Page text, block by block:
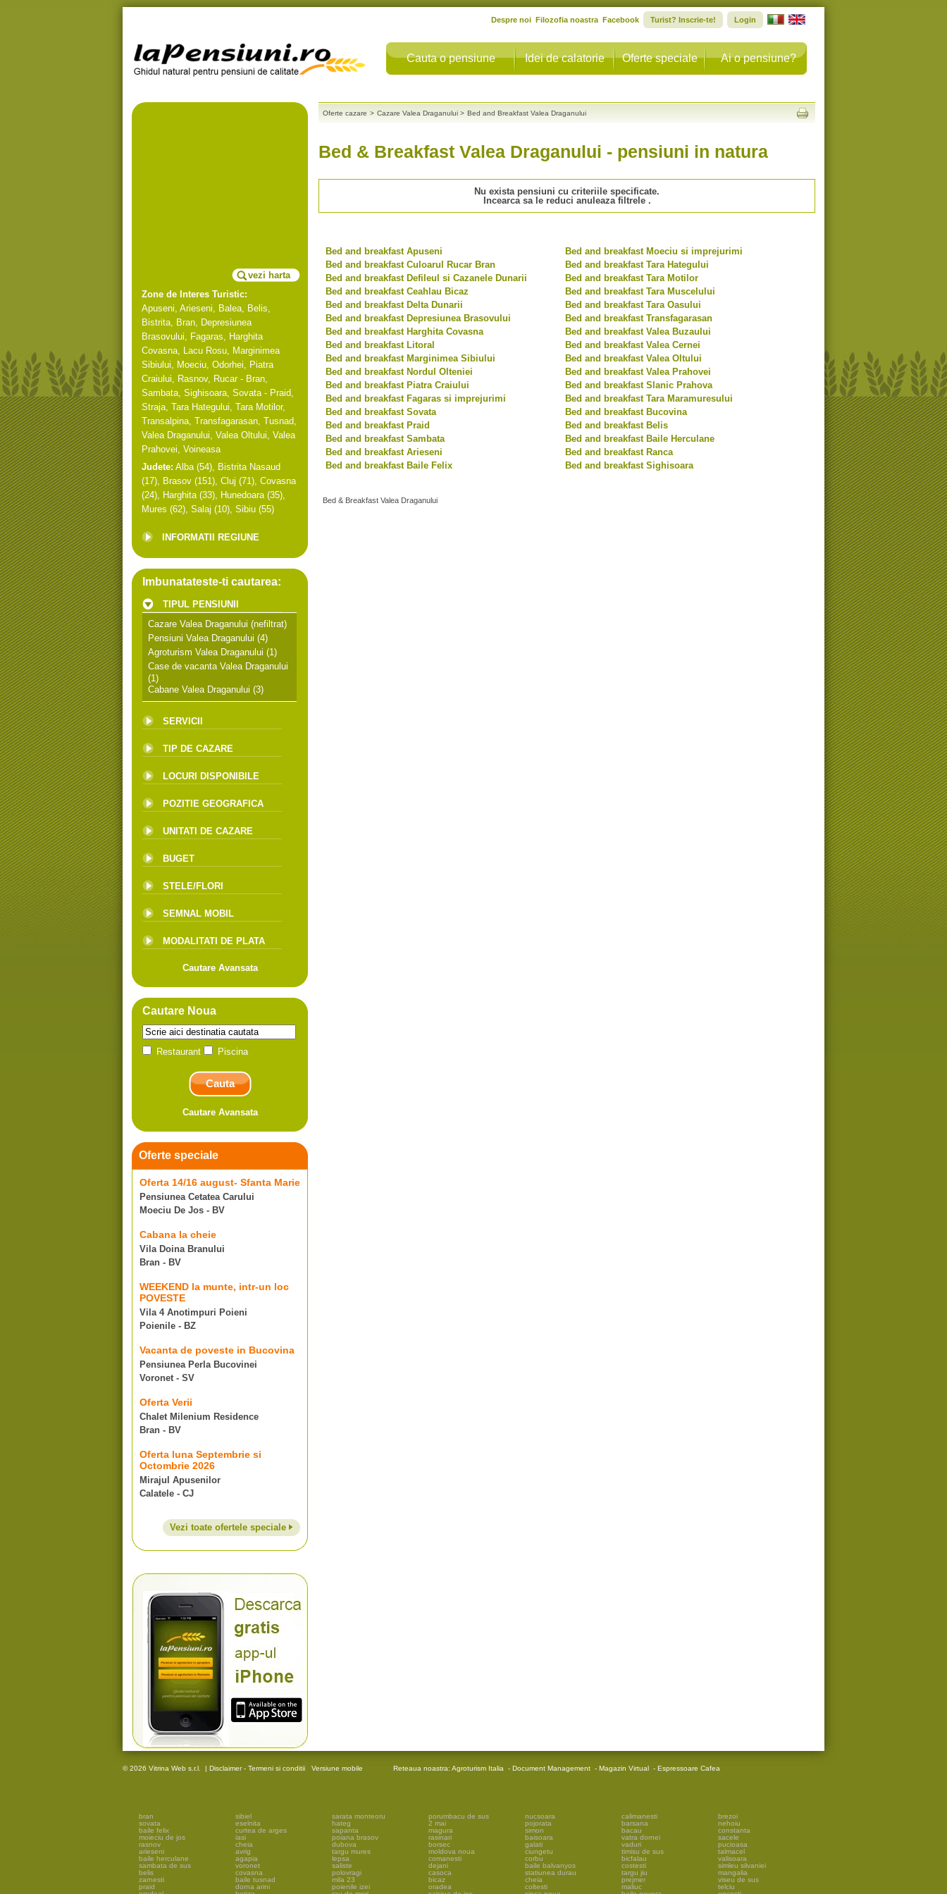
Cauta o pensiune Idei de calatorie Oferte speciale Ai o pensiune?
Despre noi Filozofia noastra Facebook Turist? Inscrie-te! Login
vezi harta
Zone de Interes Turistic:
Apuseni, Arieseni, Balea, Belis,
Bistrita, Bran, Depresiunea
Brasovului, Fagaras, Harghita
Covasna, Lacu Rosu, Marginimea
Sibiului, Moeciu, Odorhei, Piatra
Craiului, Rasnov, Rucar - Bran,
Sambata, Sighisoara, Sovata - Praid,
Straja, Tara Hategului, Tara Motilor,
Transalpina, Transfagarasan, Tusnad,
Valea Draganului, Valea Oltului, Valea
Prahovei, Voineasa
Judete: Alba(54), Bistrita Nasaud
(17), Brasov (151), Cluj (71), Covasna
(24), Harghita(33), Hunedoara(35),
Mures (62), Salaj (10), Sibiu (55)
INFORMATII REGIUNE
Imbunatateste-ti cautarea:
TIPUL PENSIUNII
Cazare Valea Draganului (nefiltrat)
Pensiuni Valea Draganului (4)
Agroturism Valea Draganului (1)
Case de vacanta Valea Draganului
(1)
Cabane Valea Draganului (3)
SERVICII
TIP DE CAZARE
LOCURI DISPONIBILE
POZITIE GEOGRAFICA
UNITATI DE CAZARE
BUGET
STELE/FLORI
SEMNAL MOBIL
MODALITATI DE PLATA
Cautare Avansata
Cautare Noua
Restaurant Piscina
Cautare Avansata
Oferte speciale
Oferta 14/16 august- Sfanta Marie
Pensiunea Cetatea Carului
Moeciu De Jos - BV
Cabana la cheie
Vila Doina Branului
Bran - BV
WEEKEND la munte, intr-un loc
POVESTE
Vila 4 Anotimpuri Poieni
Poienile - BZ
Vacanta de poveste in Bucovina
Pensiunea Perla Bucovinei
Voronet - SV
Oferta Verii
Chalet Milenium Residence
Bran - BV
Oferta luna Septembrie si
Octombrie 2026
Mirajul Apusenilor
Calatele - CJ
Vezi toate ofertele speciale
Oferte cazare > Cazare Valea Draganului > Bed and Breakfast Valea Draganului
Bed & Breakfast Valea Draganului - pensiuni in natura
Nu exista pensiuni cu criteriile specificate.
Incearca sa le reduci anuleaza filtrele .
Bed and breakfast Apuseni
Bed and breakfast Culoarul Rucar Bran
Bed and breakfast Defileul si Cazanele Dunarii
Bed and breakfast Ceahlau Bicaz
Bed and breakfast Delta Dunarii
Bed and breakfast Depresiunea Brasovului
Bed and breakfast Harghita Covasna
Bed and breakfast Litoral
Bed and breakfast Marginimea Sibiului
Bed and breakfast Nordul Olteniei
Bed and breakfast Piatra Craiului
Bed and breakfast Fagaras si imprejurimi
Bed and breakfast Sovata
Bed and breakfast Praid
Bed and breakfast Sambata
Bed and breakfast Arieseni
Bed and breakfast Baile Felix
Bed and breakfast Moeciu si imprejurimi
Bed and breakfast Tara Hategului
Bed and breakfast Tara Motilor
Bed and breakfast Tara Muscelului
Bed and breakfast Tara Oasului
Bed and breakfast Transfagarasan
Bed and breakfast Valea Buzaului
Bed and breakfast Valea Cernei
Bed and breakfast Valea Oltului
Bed and breakfast Valea Prahovei
Bed and breakfast Slanic Prahova
Bed and breakfast Tara Maramuresului
Bed and breakfast Bucovina
Bed and breakfast Belis
Bed and breakfast Baile Herculane
Bed and breakfast Ranca
Bed and breakfast Sighisoara
Bed & Breakfast Valea Draganului
© 2026 Vitrina Web s.r.l. | Disclaimer - Termeni si conditii Versiune mobile Reteaua noastra: Agroturism Italia - Document Management - Magazin Virtual - Espressoare Cafea
bran
sovata
baile felix
moieciu de jos
rasnov
arieseni
baile herculane
sambata de sus
belis
zarnesti
praid
sibiel
eselnita
curtea de arges
iasi
cheia
avrig
agapia
voronet
covasna
baile tusnad
dorna arini
sarata monteoru
hateg
sapanta
poiana brasov
dubova
targu mures
lepsa
saliste
polovragi
mila 23
poienile izei
porumbacu de sus
2 mai
magura
rasinari
borsec
moldova noua
comanesti
dejani
casoca
bicaz
oradea
nucsoara
pojorata
simon
baisoara
galati
ciungetu
corbu
baile balvanyos
statiunea durau
cheia
coltesti
calimanesti
barsana
bacau
vatra dornei
vaduri
timisu de sus
bicfalau
costesti
targu jiu
prejmer
maliuc
brezoi
nehoiu
constanta
sacele
pucioasa
talmacel
valisoara
simleu silvaniei
mangalia
viseu de sus
telciu